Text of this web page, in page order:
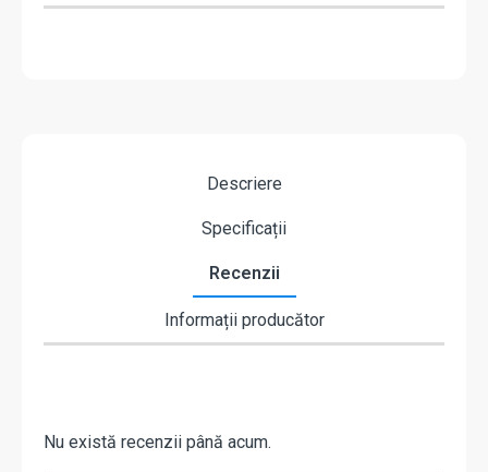
Descriere
Specificații
Recenzii
Informații producător
Nu există recenzii până acum.